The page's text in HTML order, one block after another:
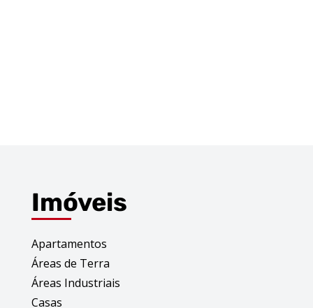
Imóveis
Apartamentos
Áreas de Terra
Áreas Industriais
Casas